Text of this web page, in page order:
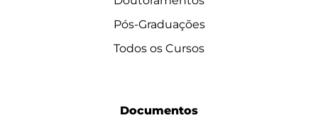
Pós-Graduações
Todos os Cursos
Documentos